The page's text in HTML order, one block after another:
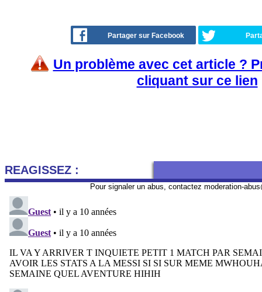
Partager sur Facebook
Un problème avec cet article ?
cliquant sur ce lien
REAGISSEZ :
Pour signaler un abus, contactez moderation-